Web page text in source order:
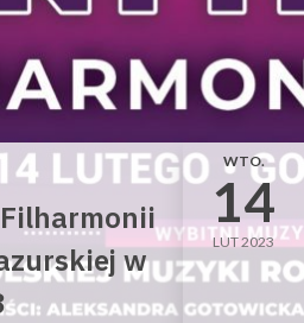
w
WTO.
14
LUT 2023